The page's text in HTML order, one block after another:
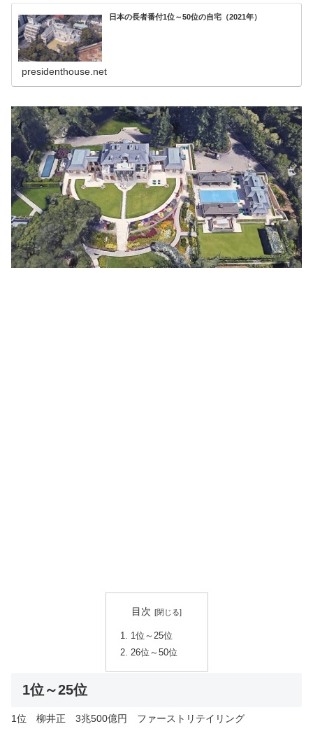
日本の長者番付1位～50位の自宅（2021年）
presidenthouse.net
目次
1位～25位
26位～50位
1位～25位
1位 柳井正 3兆500億円 ファーストリテイリング